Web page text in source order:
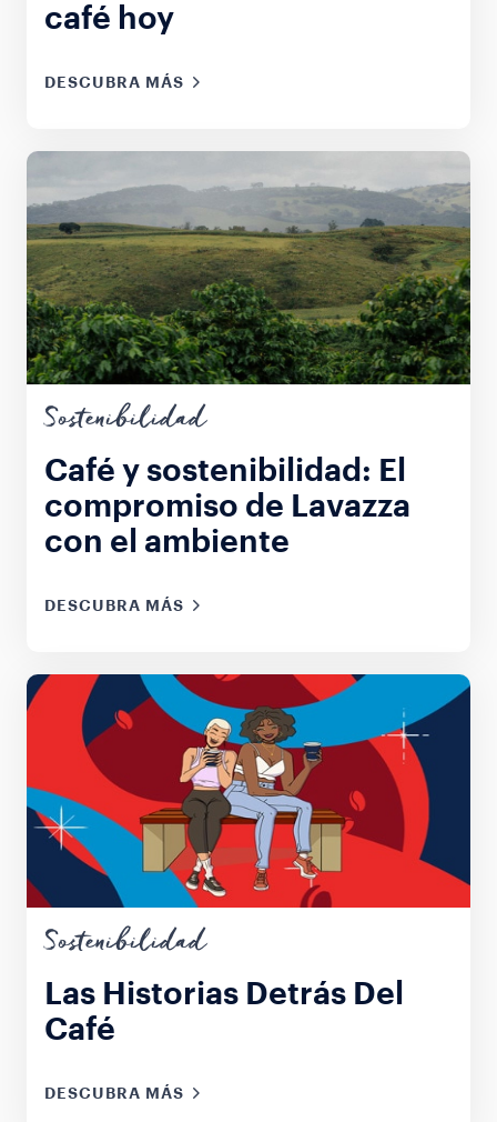
café hoy
DESCUBRA MÁS
Sostenibilidad
Café y sostenibilidad: El
compromiso de Lavazza
con el ambiente
DESCUBRA MÁS
Sostenibilidad
Las Historias Detrás Del
Café
DESCUBRA MÁS